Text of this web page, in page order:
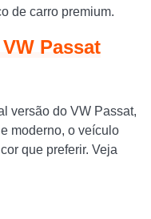
de carro premium.
Passat
versão do VW Passat,
moderno, o veículo
que preferir. Veja